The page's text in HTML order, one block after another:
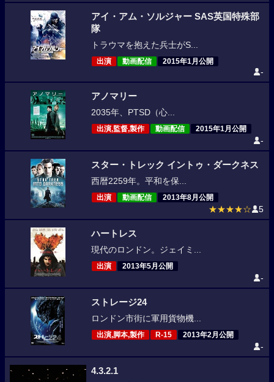
アイ・アム・ソルジャー SAS英国特殊部
隊
トラウマを抱えた兵士がS...
出演 動画配信 2015年1月公開
-
アノマリー
2035年、PTSD（心...
出演,監督,製作 動画配信 2015年1月公開
-
スター・トレック イントゥ・ダークネス
西暦2259年。平和を保...
出演 動画配信 2013年8月公開
★★★★☆ 5
ハートレス
現代のロンドン。ジェイミ...
出演 2013年5月公開
-
ストレージ24
ロンドン市街に軍用貨物機...
出演,脚本,製作 R-15 2013年2月公開
-
4.3.2.1